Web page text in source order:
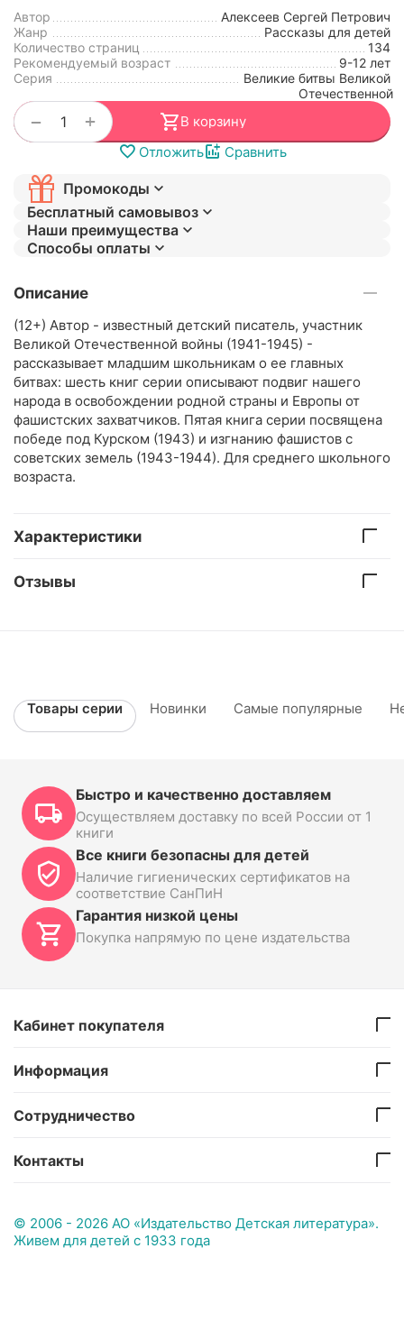
Автор
Алексеев Сергей Петрович
Жанр
Рассказы для детей
Количество страниц
134
Рекомендуемый возраст
9-12 лет
Серия
Великие битвы Великой
Отечественной
+
−
В корзину
Отложить
Сравнить
Промокоды
Бесплатный самовывоз
Наши преимущества
Способы оплаты
Описание
(12+) Автор - известный детский писатель, участник
Великой Отечественной войны (1941-1945) -
рассказывает младшим школьникам о ее главных
битвах: шесть книг серии описывают подвиг нашего
народа в освобождении родной страны и Европы от
фашистских захватчиков. Пятая книга серии посвящена
победе под Курском (1943) и изгнанию фашистов с
советских земель (1943-1944). Для среднего школьного
возраста.
Характеристики
Отзывы
Товары серии Новинки Самые популярные
Быстро и качественно доставляем
Осуществляем доставку по всей России от 1
книги
Все книги безопасны для детей
Наличие гигиенических сертификатов на
соответствие СанПиН
Гарантия низкой цены
Покупка напрямую по цене издательства
Кабинет покупателя
Информация
Сотрудничество
Контакты
© 2006 - 2026 АО «Издательство Детская литература».
Живем для детей с 1933 года